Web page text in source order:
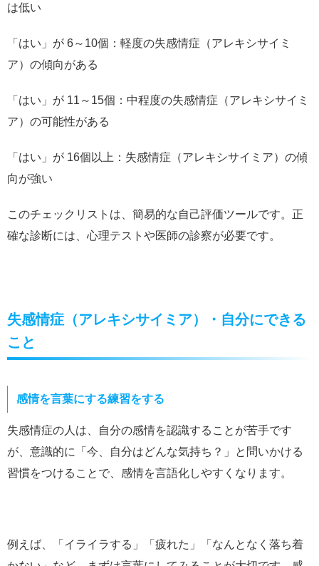
は低い
「はい」が 6～10個：軽度の失感情症（アレキシサイミ
ア）の傾向がある
「はい」が 11～15個：中程度の失感情症（アレキシサイミ
ア）の可能性がある
「はい」が 16個以上：失感情症（アレキシサイミア）の傾
向が強い
このチェックリストは、簡易的な自己評価ツールです。正
確な診断には、心理テストや医師の診察が必要です。
失感情症（アレキシサイミア）・自分にできる
こと
感情を言葉にする練習をする
失感情症の人は、自分の感情を認識することが苦手です
が、意識的に「今、自分はどんな気持ち？」と問いかける
習慣をつけることで、感情を言語化しやすくなります。
例えば、「イライラする」「疲れた」「なんとなく落ち着